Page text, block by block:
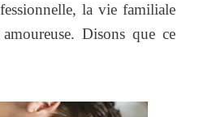
la vie familiale
Disons que ce